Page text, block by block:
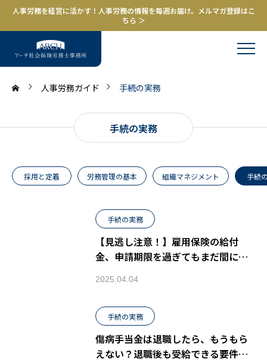
人事労務を経営に活かす！人事労務の情報を毎週お届け。メルマガ登録はこ
ちら ＞
人事労務ガイド 手続の実務
手続の実務
採用と定着 労務管理の基本 組織マネジメント 手続
手続の実務
【見逃し注意！】雇用保険の給付
金、申請期限を過ぎてもまだ間に合
2025.04.04
手続の実務
傷病手当金は退職したら、もうもら
えない？退職後も受給できる要件な